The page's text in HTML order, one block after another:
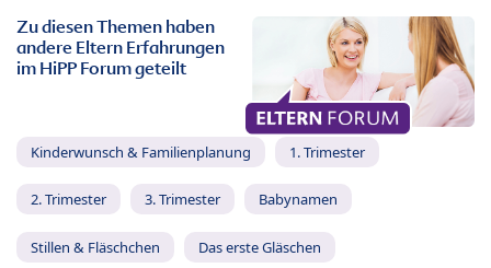
Zu diesen Themen haben
andere Eltern Erfahrungen
im HiPP Forum geteilt
Kinderwunsch & Familienplanung 1. Trimester
2. Trimester 3. Trimester Babynamen
Stillen & Fläschchen Das erste Gläschen